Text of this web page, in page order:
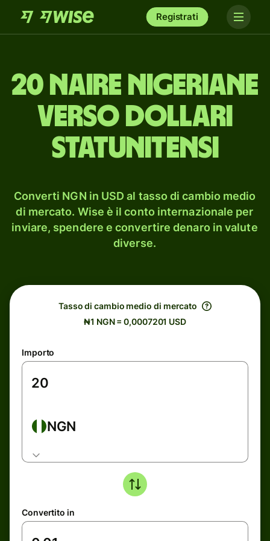
Registrati
20 naire nigeriane
verso dollari
statunitensi
Converti NGN in USD al tasso di cambio medio
di mercato. Wise è il conto internazionale per
inviare, spendere e convertire denaro in valute
diverse.
Tasso di cambio medio di mercato
₦1 NGN = 0,0007201 USD
Importo
NGN
Convertito in